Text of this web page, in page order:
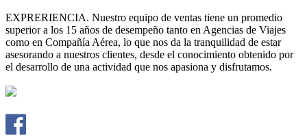
EXPRERIENCIA. Nuestro equipo de ventas tiene un promedio
superior a los 15 años de desempeño tanto en Agencias de Viajes
como en Compañía Aérea, lo que nos da la tranquilidad de estar
asesorando a nuestros clientes, desde el conocimiento obtenido por
el desarrollo de una actividad que nos apasiona y disfrutamos.